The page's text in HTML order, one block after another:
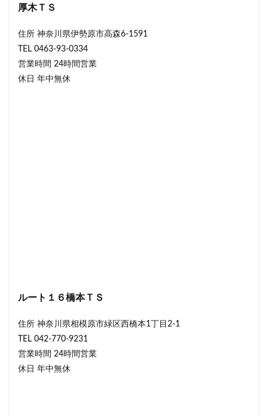
厚木ＴＳ
住所 神奈川県伊勢原市高森6-1591
TEL 0463-93-0334
営業時間 24時間営業
休日 年中無休
ルート１６橋本ＴＳ
住所 神奈川県相模原市緑区西橋本1丁目2-1
TEL 042-770-9231
営業時間 24時間営業
休日 年中無休